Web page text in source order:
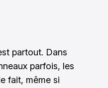
partout. Dans
parfois, les
fait, même si